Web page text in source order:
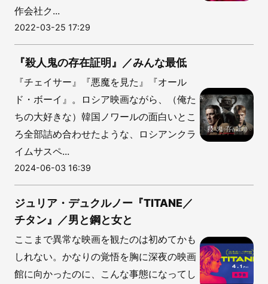
作会社ク...
2022-03-25 17:29
『殺人鬼の存在証明』／みんな最低
『チェイサー』『悪魔を見た』『オール
ド・ボーイ』。ロシア映画ながら、（俺た
ちの大好きな）韓国ノワールの面白いとこ
ろ全部詰め合わせたような、ロシアンクラ
イムサスペ...
2024-06-03 16:39
ジュリア・デュクルノー『TITANE／
チタン』／男と鋼と女と
ここまで異常な映画を観たのは初めてかも
しれない。かなりの覚悟を胸に深夜の映画
館に向かったのに、こんな事態になってし